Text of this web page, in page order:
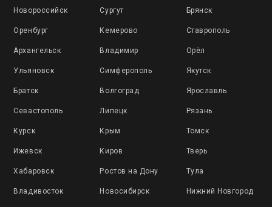
Новороссийск Сургут Брянск
Оренбург Кемерово Ставрополь
Архангельск Владимир Орёл
Ульяновск Симферополь Якутск
Братск Волгоград Ярославль
Севастополь Липецк Рязань
Курск Крым Томск
Ижевск Киров Тверь
Хабаровск Ростов на Дону Тула
Владивосток Новосибирск Нижний Новгород